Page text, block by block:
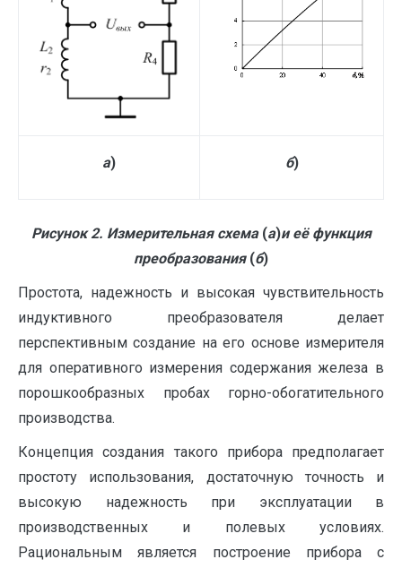
а) б)
Рисунок 2. Измерительная схема (а)и её функция
преобразования (б)
Простота, надежность и высокая чувствительность
индуктивного преобразователя делает
перспективным создание на его основе измерителя
для оперативного измерения содержания железа в
порошкообразных пробах горно-обогатительного
производства.
Концепция создания такого прибора предполагает
простоту использования, достаточную точность и
высокую надежность при эксплуатации в
производственных и полевых условиях.
Рациональным является построение прибора с